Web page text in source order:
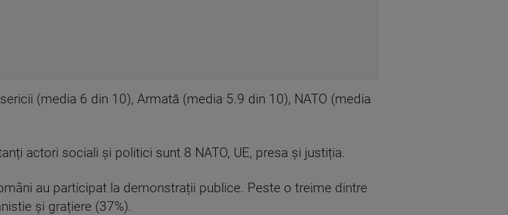
(media 6 din 10), Armată (media 5.9 din 10), NATO (media
actori sociali și politici sunt 8 NATO, UE, presa și justiția.
au participat la demonstrații publice. Peste o treime dintre
și grațiere (37%).